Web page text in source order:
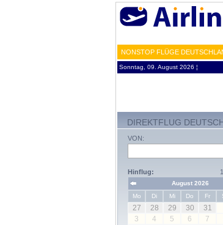
NONSTOP FLÜGE
Sonntag, 09. August 2026 ¦
DIREKTFLUG
VON:
Hinflug:
August 2026
Mo
Di Mi Do Fr
27 28 29 30 31
3
4 5 6 7